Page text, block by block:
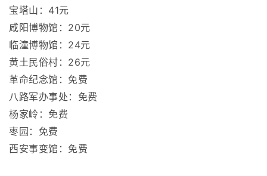
宝塔山：41元
咸阳博物馆：20元
临潼博物馆：24元
黄土民俗村：26元
革命纪念馆：免费
八路军办事处：免费
杨家岭：免费
枣园：免费
西安事变馆：免费